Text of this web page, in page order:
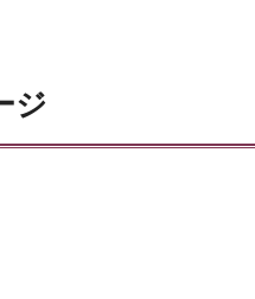
ジ